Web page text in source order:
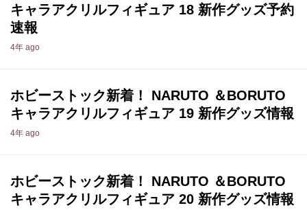
キャラアクリルフィギュア 18 新作グッズ予約
速報
4年 ago
ホビーストック新着！ NARUTO ＆BORUTO
キャラアクリルフィギュア 19 新作グッズ情報
4年 ago
ホビーストック新着！ NARUTO ＆BORUTO
キャラアクリルフィギュア 20 新作グッズ情報